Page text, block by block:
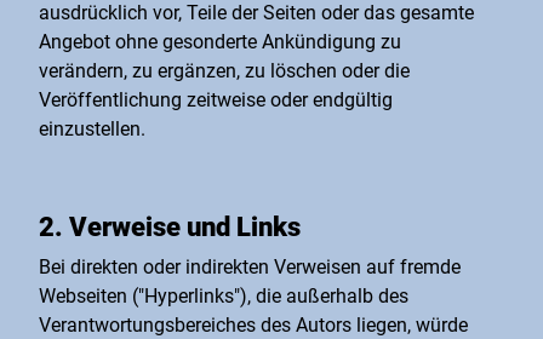
ausdrücklich vor, Teile der Seiten oder das gesamte
Angebot ohne gesonderte Ankündigung zu
verändern, zu ergänzen, zu löschen oder die
Veröffentlichung zeitweise oder endgültig
einzustellen.
2. Verweise und Links
Bei direkten oder indirekten Verweisen auf fremde
Webseiten ("Hyperlinks"), die außerhalb des
Verantwortungsbereiches des Autors liegen, würde